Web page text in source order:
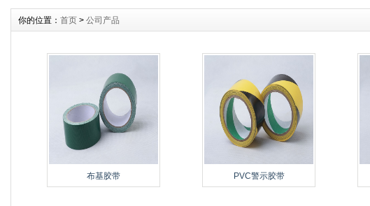
你的位置： 首页 > 公司产品
布基胶带 PVC警示胶带